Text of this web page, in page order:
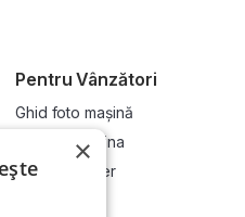
Pentru Vânzători
Ghid foto mașină
Vinde-ți mașina
Devino dealer
×